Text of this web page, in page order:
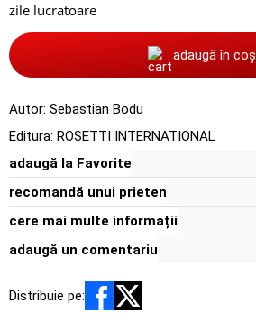
zile lucratoare
adaugă în coș
Autor: Sebastian Bodu
Editura: ROSETTI INTERNATIONAL
adaugă la Favorite
recomandă unui prieten
cere mai multe informații
adaugă un comentariu
Distribuie pe: